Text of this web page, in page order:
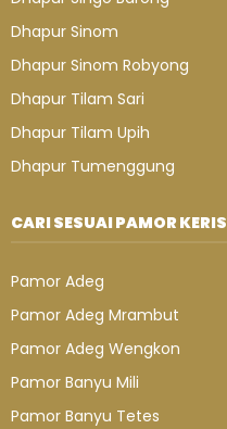
Dhapur Sinom
Dhapur Sinom Robyong
Dhapur Tilam Sari
Dhapur Tilam Upih
Dhapur Tumenggung
CARI SESUAI PAMOR KERIS
Pamor Adeg
Pamor Adeg Mrambut
Pamor Adeg Wengkon
Pamor Banyu Mili
Pamor Banyu Tetes